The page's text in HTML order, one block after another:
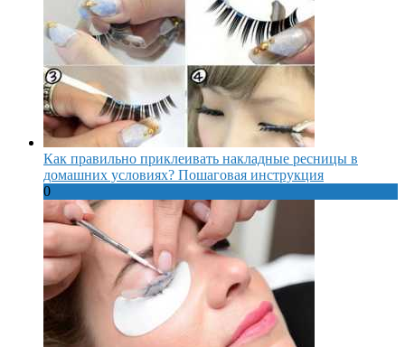
Как правильно приклеивать накладные ресницы в
домашних условиях? Пошаговая инструкция
0